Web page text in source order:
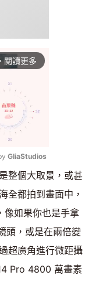
閱讀更多
Mute
GliaStudios
整個大取景，或甚
全都拍到畫面中，
像如果你也是手拿
頭，或是在兩倍變
超廣角進行微距攝
Pro 4800 萬畫素